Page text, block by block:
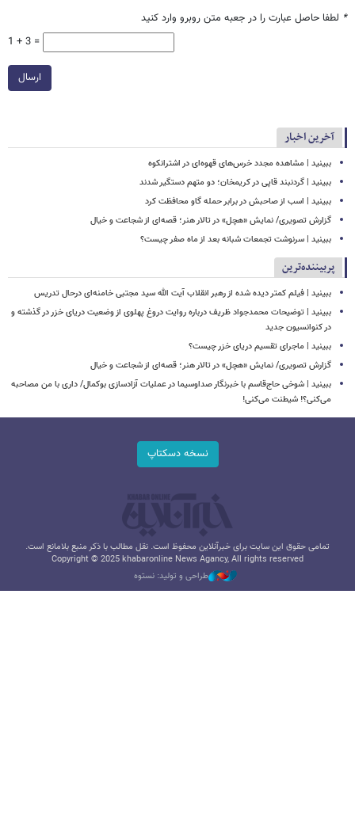
* لطفا حاصل عبارت را در جعبه متن روبرو وارد کنید
1 + 3 =
ارسال
آخرین اخبار
ببینید | مشاهده مجدد خرس‌های قهوه‌ای در اشترانکوه
ببینید | گردنبند قاپی در کریمخان؛ دو متهم دستگیر شدند
ببینید | اسب از صاحبش در برابر حمله گاو محافظت کرد
گزارش تصویری/ نمایش «هچل» در تالار هنر؛ قصه‌ای از شجاعت و خیال
ببینید | سرنوشت تجمعات شبانه بعد از ماه صفر چیست؟
پربیننده‌ترین
ببینید | فیلم کمتر دیده شده از رهبر انقلاب آیت الله سید مجتبی خامنه‌ای درحال تدریس
ببینید | توضیحات محمدجواد ظریف درباره روایت دروغ پهلوی از وضعیت دریای خزر در گذشته و
در کنوانسیون جدید
ببینید | ماجرای تقسیم دریای خزر چیست؟
گزارش تصویری/ نمایش «هچل» در تالار هنر؛ قصه‌ای از شجاعت و خیال
ببینید | شوخی حاج‌قاسم با خبرنگار صداوسیما در عملیات آزادسازی بوکمال/ داری با من مصاحبه‌
می‌کنی؟! شیطنت می‌کنی!
نسخه دسکتاپ
تمامی حقوق این سایت برای خبرآنلاین محفوظ است. نقل مطالب با ذکر منبع بلامانع است.
Copyright © 2025 khabaronline News Agancy, All rights reserved
طراحی و تولید: نستوه